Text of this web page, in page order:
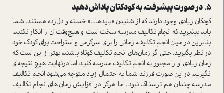
۵. در صورت پیشرفت،‌ به کودکتان پاداش دهید
کودکان زیادی وجود دارند که از شنیدن «بایدها...» خسته و دل‌زده هستند. شما
باید بپذیرید که انجام تکالیف مدرسه سخت است و هیچ‌وقت آن را انکار نکنید.
بنابراین در میان انجام تکالیف، زمانی را برای سرگرمی و استراحت برای کودک خود
در نظر بگیرید. حتی اگر زمان‌های انجام تکالیف کوتاه باشند، بهتر از این است که
زمان زیادی او را مجبور به انجام تکالیف مدرسه کنید، اما درنهایت هیچ نتیجه‌ای
نگیرید. در این صورت فرزند شما به احتمال زیاد متوجه می‌شود انجام تکالیف
مدرسه چندان هم ترسناک نبود. اما هرگز در افزایش زمان‌های انجام تکالیف